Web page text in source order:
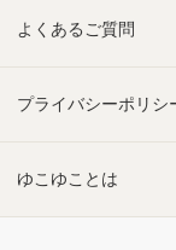
よくあるご質問
プライバシーポリシ
ゆこゆことは